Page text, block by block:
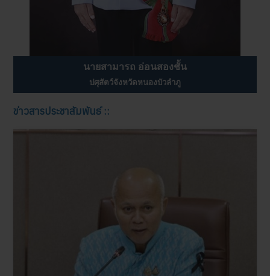
นายสามารถ อ่อนสองชั้น
ปศุสัตว์จังหวัดหนองบัวลำภู
ข่าวสารประชาสัมพันธ์ ::